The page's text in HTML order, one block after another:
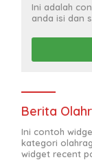
Ini adalah
anda isi dan
Berita
Ini contoh
kategori
widget recent